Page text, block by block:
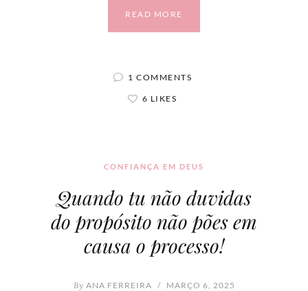
READ MORE
1 COMMENTS
6 LIKES
CONFIANÇA EM DEUS
Quando tu não duvidas
do propósito não pões em
causa o processo!
By ANA FERREIRA / MARÇO 6, 2025